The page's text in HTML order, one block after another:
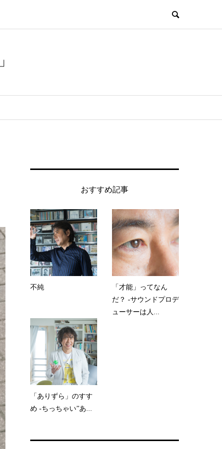
おすすめ記事
不純
「才能」ってなん
だ？ -サウンドプロデ
ューサーは人...
「ありずら」のすす
め -ちっちゃい”あ...